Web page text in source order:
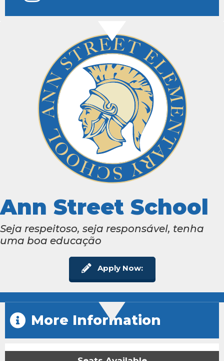
Ann Street School
Seja respeitoso, seja responsável, tenha
uma boa educação
Apply Now:
More Information